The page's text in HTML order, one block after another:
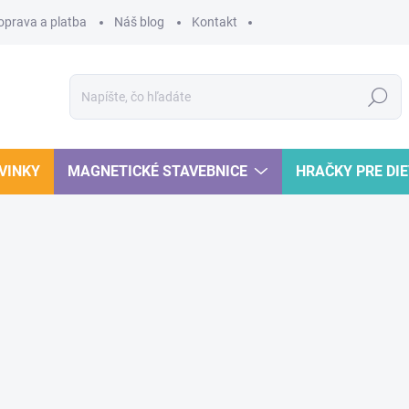
a platba Náš blog Kontakt
Hľadať
MAGNETICKÉ STAVEBNICE HRAČKY PRE